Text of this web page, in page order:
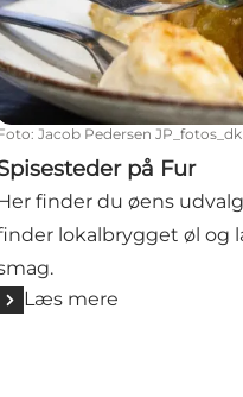
: Jacob Pedersen JP_fotos_dk
på Fur
finder du øens
lokalbrygget øl og
Læs mere